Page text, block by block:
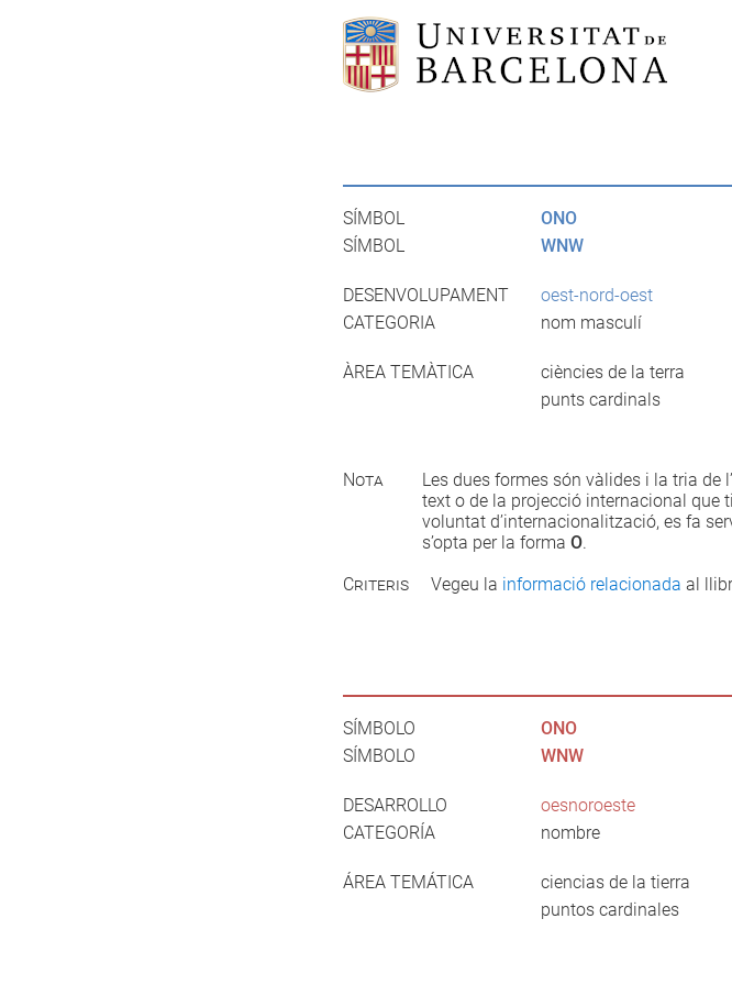
SÍMBOL
ONO
SÍMBOL
WNW
DESENVOLUPAMENT
oest-nord-oest
CATEGORIA
nom masculí
ÀREA TEMÀTICA
ciències de la terra
punts cardinals
Nota
Les dues formes són vàlides i la tria de
text o de la projecció internacional que
voluntat d’internacionalització, es fa
s’opta per la forma O.
Criteris
Vegeu la informació relacionada al
SÍMBOLO
ONO
SÍMBOLO
WNW
DESARROLLO
oesnoroeste
CATEGORÍA
nombre
ÁREA TEMÁTICA
ciencias de la tierra
puntos cardinales